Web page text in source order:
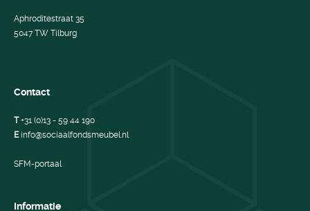
Aphroditestraat 35
5047 TW Tilburg
Contact
T+31 (0)13 - 59 44 190
E info@sociaalfondsmeubel.nl
SFM-portaal
Informatie